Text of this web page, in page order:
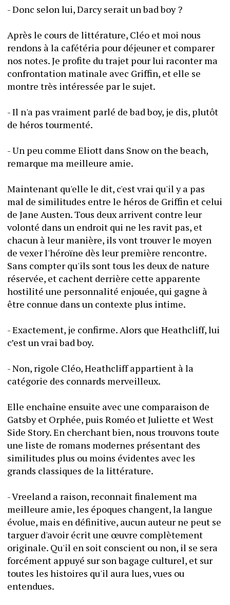
- Donc selon lui, Darcy serait un bad boy ?
Après le cours de littérature, Cléo et moi nous
rendons à la cafétéria pour déjeuner et comparer
nos notes. Je profite du trajet pour lui raconter ma
confrontation matinale avec Griffin, et elle se
montre très intéressée par le sujet.
- Il n'a pas vraiment parlé de bad boy, je dis, plutôt
de héros tourmenté.
- Un peu comme Eliott dans Snow on the beach,
remarque ma meilleure amie.
Maintenant qu'elle le dit, c'est vrai qu'il y a pas
mal de similitudes entre le héros de Griffin et celui
de Jane Austen. Tous deux arrivent contre leur
volonté dans un endroit qui ne les ravit pas, et
chacun à leur manière, ils vont trouver le moyen
de vexer l'héroïne dès leur première rencontre.
Sans compter qu'ils sont tous les deux de nature
réservée, et cachent derrière cette apparente
hostilité une personnalité enjouée, qui gagne à
être connue dans un contexte plus intime.
- Exactement, je confirme. Alors que Heathcliff, lui
c’est un vrai bad boy.
- Non, rigole Cléo, Heathcliff appartient à la
catégorie des connards merveilleux.
Elle enchaîne ensuite avec une comparaison de
Gatsby et Orphée, puis Roméo et Juliette et West
Side Story. En cherchant bien, nous trouvons toute
une liste de romans modernes présentant des
similitudes plus ou moins évidentes avec les
grands classiques de la littérature.
- Vreeland a raison, reconnait finalement ma
meilleure amie, les époques changent, la langue
évolue, mais en définitive, aucun auteur ne peut se
targuer d'avoir écrit une œuvre complètement
originale. Qu'il en soit conscient ou non, il se sera
forcément appuyé sur son bagage culturel, et sur
toutes les histoires qu'il aura lues, vues ou
entendues.